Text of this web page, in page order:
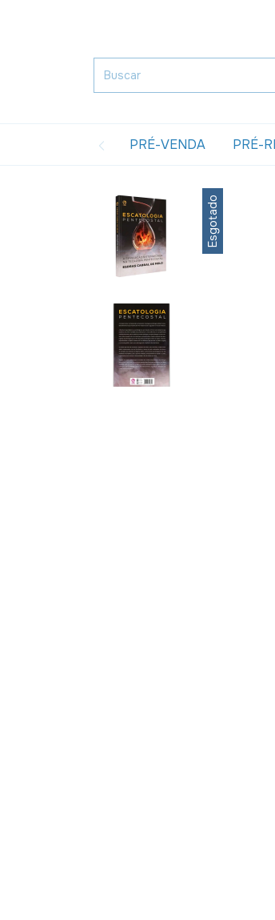
PRÉ-VENDA PRÉ-
Esgotado